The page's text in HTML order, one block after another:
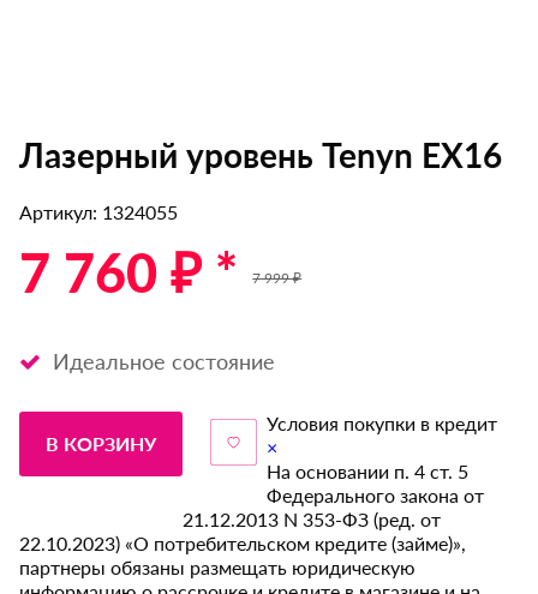
Лазерный уровень Tenyn EX16
Артикул: 1324055
7 760 ₽ * 7 999 ₽
Идеальное состояние
В КОРЗИНУ
Условия покупки в кредит
×
На основании п. 4 ст. 5
Федерального закона от
21.12.2013 N 353-ФЗ (ред. от
22.10.2023) «О потребительском кредите (займе)»,
партнеры обязаны размещать юридическую